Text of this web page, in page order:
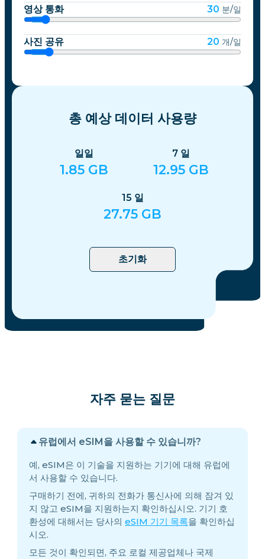
영상 통화 30 분/일
사진 공유 20 개/일
총 예상 데이터 사용량
일일
1.85 GB
7 일
12.95 GB
15 일
27.75 GB
초기화
자주 묻는 질문
유럽에서 eSIM을 사용할 수 있습니까?
예, eSIM은 이 기술을 지원하는 기기에 대해 유럽에
서 사용할 수 있습니다.
구매하기 전에, 귀하의 전화가 통신사에 의해 잠겨 있
지 않고 eSIM을 지원하는지 확인하십시오. 기기 호
환성에 대해서는 당사의 eSIM 기기 목록을 확인하십
시오.
모든 것이 확인되면, 주요 로컬 제공업체나 국제